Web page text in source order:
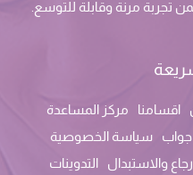
تجربة مرنة وقابلة للتوسع.
اقسامنا
مركز المساعدة
سياسة الخصوصية
والاستبدال
التدوينات